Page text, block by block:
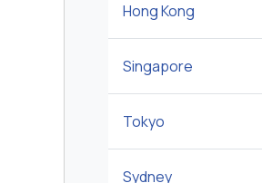
Hong Kong
Singapore
Tokyo
Sydney